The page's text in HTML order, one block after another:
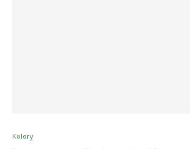
Kolory